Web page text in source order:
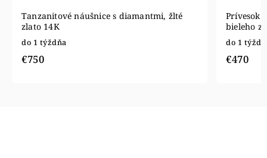
Tanzanitové náušnice s diamantmi, žlté
zlato 14K
do 1 týždňa
€750
Prívesok
bieleho
do 1
€470